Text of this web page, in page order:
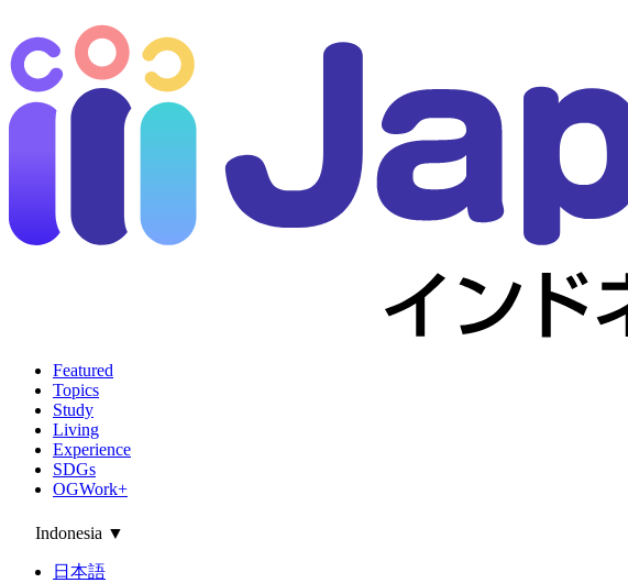
Featured
Topics
Study
Living
Experience
SDGs
OGWork+
Indonesia ▼
日本語